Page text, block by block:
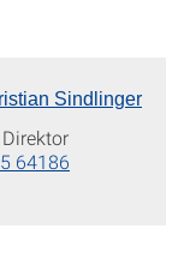
Sindlinger
64186